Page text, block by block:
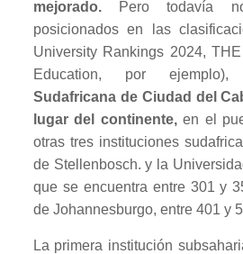
mejorado.Pero todavía
posicionados en las
University Rankings 2024,
Education, por
Sudafricana de Ciudad del
lugar del continente,en el
otras tres instituciones
de Stellenbosch. y la
que se encuentra entre 301 y
de Johannesburgo, entre 401 y
La primera institución